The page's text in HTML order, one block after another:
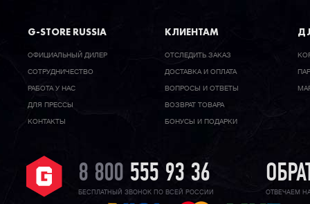
G-STORE RUSSIA
ОФИЦИАЛЬНЫЙ ДИЛЕР
CОТРУДНИЧЕСТВО
РАБОТА У НАС
ДЛЯ ПРЕССЫ
КОНТАКТЫ
КЛИЕНТАМ
ОТСЛЕДИТЬ ЗАКАЗ
ДОСТАВКА И ОПЛАТА
ВОПРОСЫ И ОТВЕТЫ
ВОЗВРАТ ТОВАРА
БОНУСЫ И ПОДАРКИ
8 800 555 93 36
БЕСПЛАТНЫЙ ЗВОНОК ПО ВСЕЙ РОССИИ ОТВЕЧАЕМ